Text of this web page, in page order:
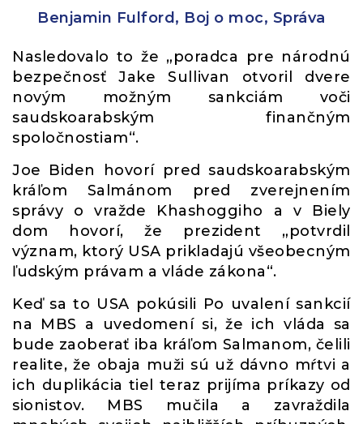
Benjamin Fulford, Boj o moc, Správa
Nasledovalo to že „poradca pre národnú
bezpečnosť Jake Sullivan otvoril dvere
novým možným sankciám voči
saudskoarabským finančným
spoločnostiam“.
Joe Biden hovorí pred saudskoarabským
kráľom Salmánom pred zverejnením
správy o vražde Khashoggiho a v Biely
dom hovorí, že prezident „potvrdil
význam, ktorý USA prikladajú všeobecným
ľudským právam a vláde zákona“.
Keď sa to USA pokúsili Po uvalení sankcií
na MBS a uvedomení si, že ich vláda sa
bude zaoberať iba kráľom Salmanom, čelili
realite, že obaja muži sú už dávno mŕtvi a
ich duplikácia tiel teraz prijíma príkazy od
sionistov. MBS mučila a zavraždila